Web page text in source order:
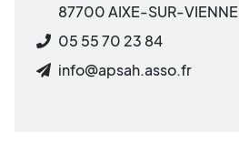
87700 AIXE-SUR-VIENNE
05 55 70 23 84
info@apsah.asso.fr